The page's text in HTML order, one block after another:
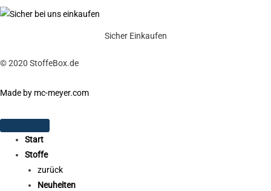
Sicher Einkaufen
© 2020 StoffeBox.de
Made by mc-meyer.com
Start
Stoffe
zurück
Neuheiten